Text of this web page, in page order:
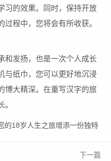
习的效果。同时，保持开放
程中，您将会有所收获。
和发扬，也是一次个人成长
与纸巾，您可以更好地沉浸
博大精深。在重写汉字的旅
的18岁人生之旅增添一份独特
下一篇